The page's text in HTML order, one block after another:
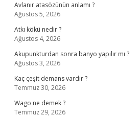
Avlanır atasözünün anlamı ?
Ağustos 5, 2026
Atkı kökü nedir ?
Ağustos 4, 2026
Akupunkturdan sonra banyo yapılır mı ?
Ağustos 3, 2026
Kaç çeşit demans vardır ?
Temmuz 30, 2026
Wago ne demek ?
Temmuz 29, 2026